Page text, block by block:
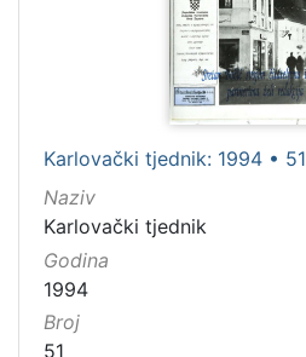
Karlovački tjednik: 1994 • 51
Naziv
Karlovački tjednik
Godina
1994
Broj
51